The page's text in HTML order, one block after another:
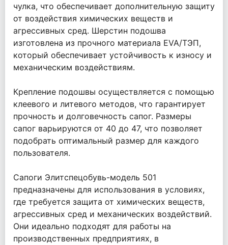
чулка, что обеспечивает дополнительную защиту
от воздействия химических веществ и
агрессивных сред. Шерстин подошва
изготовлена из прочного материала EVA/ТЭП,
который обеспечивает устойчивость к износу и
механическим воздействиям.
Крепление подошвы осуществляется с помощью
клеевого и литевого методов, что гарантирует
прочность и долговечность сапог. Размеры
сапог варьируются от 40 до 47, что позволяет
подобрать оптимальный размер для каждого
пользователя.
Сапоги Элитспецобувь-модель 501
предназначены для использования в условиях,
где требуется защита от химических веществ,
агрессивных сред и механических воздействий.
Они идеально подходят для работы на
производственных предприятиях, в